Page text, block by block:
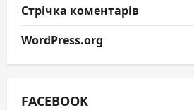
Стрічка коментарів
WordPress.org
FACEBOOK